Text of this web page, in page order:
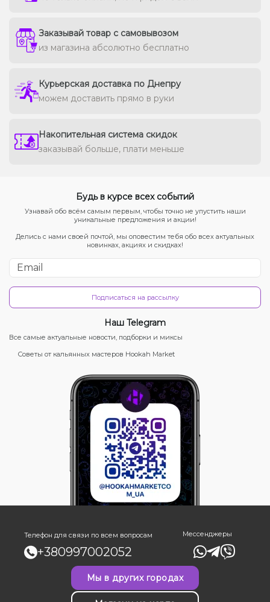
Заказывай товар с самовывозом
из магазина абсолютно бесплатно
Курьерская доставка по Днепру
можем доставить прямо в руки
Накопительная система скидок
заказывай больше, плати меньше
Будь в курсе всех событий
Узнавай обо всём самым первым, чтобы точно не упустить наши
уникальные предложения и акции!
Делись с нами своей почтой, мы оповестим тебя обо всех актуальных
новинках, акциях и скидках!
Подписаться на рассылку
Наш Telegram
Все самые актуальные новости, подборки и миксы
Советы от кальянных мастеров Hookah Market
Телефон для связи по всем вопросам
+380997002052
Мессенджеры
Мы в других городах